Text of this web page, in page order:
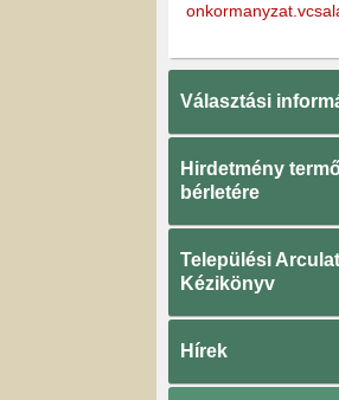
Választási
Hirdetmény
bérletére
Települési
Kézikönyv
Hírek